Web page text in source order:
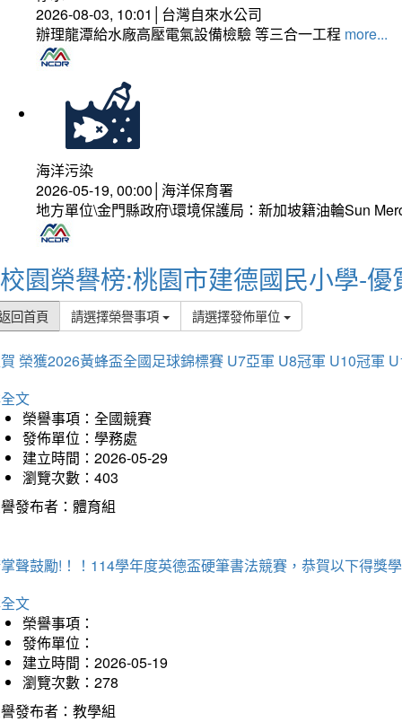
2026-08-03, 10:01│台灣自來水公司
辦理龍潭給水廠高壓電氣設備檢驗 等三合一工程 more...
海洋污染
2026-05-19, 00:00│海洋保育署
地方單位\金門縣政府\環境保護局：新加坡籍油輪Sun
校園榮譽榜:桃園市建德國民小學-優
回首頁 請選擇榮譽事項 請選擇發佈單位
榮獲2026黃蜂盃全國足球錦標賽 U7亞軍 U8冠軍 U10冠軍
文
榮譽事項：全國競賽
發佈單位：學務處
建立時間：2026-05-29
瀏覽次數：403
發布者：體育組
聲鼓勵!！！114學年度英德盃硬筆書法競賽，恭賀以下得獎
文
榮譽事項：
發佈單位：
建立時間：2026-05-19
瀏覽次數：278
發布者：教學組